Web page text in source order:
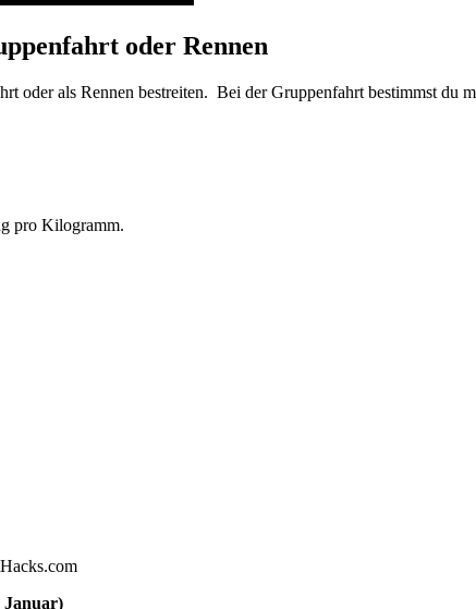
oder Rennen
oder als Rennen bestreiten. Bei der Gruppenfahrt bestimmst
pro Kilogramm.
Januar)